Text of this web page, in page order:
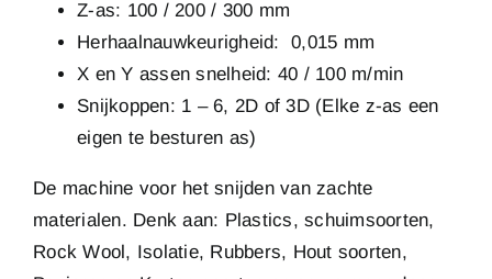
Hoge Druk Pomp
Support
Contact
Z-as: 100 / 200 / 300 mm
Herhaalnauwkeurigheid: 0,015 mm
X en Y assen snelheid: 40 / 100 m/min
Snijkoppen: 1 – 6, 2D of 3D (Elke z-as een
eigen te besturen as)
De machine voor het snijden van zachte
materialen. Denk aan: Plastics, schuimsoorten,
Rock Wool, Isolatie, Rubbers, Hout soorten,